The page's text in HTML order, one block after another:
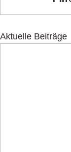
Aktuelle Beiträge